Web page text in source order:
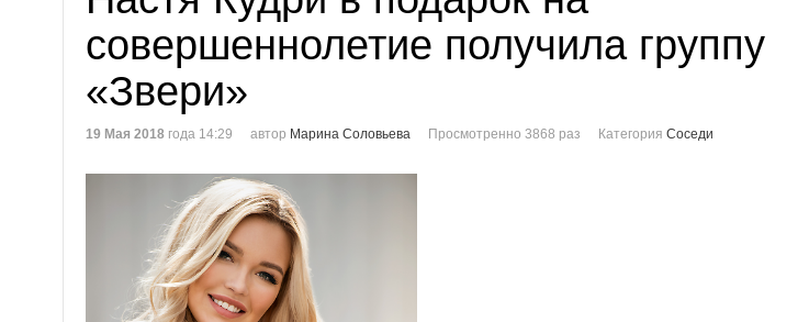
совершеннолетие получила группу
«Звери»
19 Мая 2018 года 14:29 автор Марина Соловьева Просмотренно 3868 раз Категория Соседи